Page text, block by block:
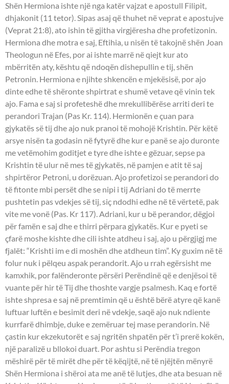
Shën Hermiona ishte një nga katër vajzat e apostull Filipit,
dhjakonit (11 tetor). Sipas asaj që thuhet në veprat e apostujve
(Veprat 21:8), ato ishin të gjitha virgjëresha dhe profetizonin.
Hermiona dhe motra e saj, Eftihia, u nisën të takojnë shën Joan
Theologun në Efes, por ai ishte marrë në qiejt kur ato
mbërritën aty, kështu që ndoqën dishepullin e tij, shën
Petronin. Hermiona e njihte shkencën e mjekësisë, por ajo
dinte edhe të shëronte shpirtrat e shumë vetave që vinin tek
ajo. Fama e saj si profeteshë dhe mrekullibërëse arriti deri te
perandori Trajan (Pas Kr. 114). Hermionën e çuan para
gjykatës së tij dhe ajo nuk pranoi të mohojë Krishtin. Për këtë
arsye nisën ta godasin në fytyrë dhe kur e panë se ajo duronte
me vetëmohim goditjet e tyre dhe ishte e gëzuar, sepse pa
Krishtin të ulur në mes të gjykatës, në pamjen e atit të saj
shpirtëror Petroni, u dorëzuan. Ajo profetizoi se perandori do
të fitonte mbi persët dhe se nipi i tij Adriani do të merrte
pushtetin pas vdekjes së tij, siç ndodhi edhe në të vërtetë, pak
vite me vonë (Pas. Kr 117). Adriani, kur u bë perandor, dëgjoi
për famën e saj dhe e thirri përpara gjykatës. Kur e pyeti se
çfarë moshe kishte dhe cili ishte atdheu i saj, ajo u përgjigj me
fjalët: “Krishti im e di moshën dhe atdheun tim”. Ky guxim në të
folur nuk i pëlqeu aspak perandorit. Ajo u rrah egërsisht me
kamxhik, por falënderonte përsëri Perëndinë që e denjësoi të
vuante për hir të Tij dhe thoshte vargje psalmesh. Kaq e fortë
ishte shpresa e saj në premtimin që u është bërë atyre që kanë
luftuar luftën e besimit deri në vdekje, saqë ajo nuk ndiente
kurrfarë dhimbje, duke e zemëruar tej mase perandorin. Në
çastin kur ekzekutorët e saj ngritën shpatën për t’i prerë kokën,
një paralizë u bllokoi duart. Por ashtu si Perëndia tregon
mëshirë për të mirët dhe për të këqijtë, në të njëjtën mënyrë
Shën Hermiona i shëroi ata me anë të lutjes, dhe ata besuan në